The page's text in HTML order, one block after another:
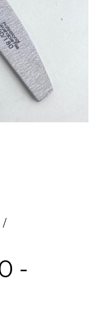
-